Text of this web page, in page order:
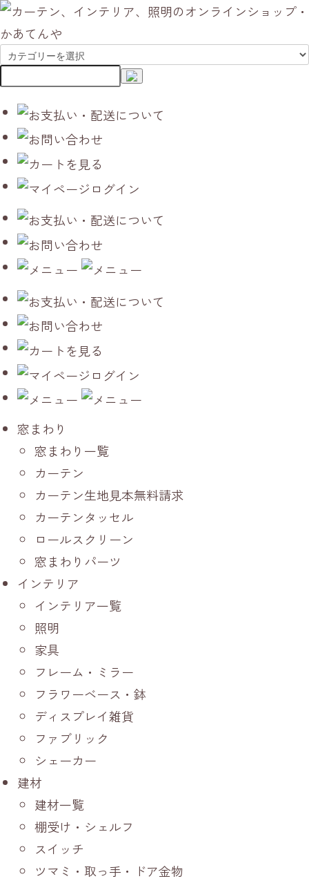
窓まわり
窓まわり一覧
カーテン
カーテン生地見本無料請求
カーテンタッセル
ロールスクリーン
窓まわりパーツ
インテリア
インテリア一覧
照明
家具
フレーム・ミラー
フラワーベース・鉢
ディスプレイ雑貨
ファブリック
シェーカー
建材
建材一覧
棚受け・シェルフ
スイッチ
ツマミ・取っ手・ドア金物